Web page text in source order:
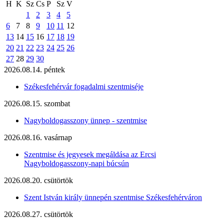
H K Sz Cs P Sz V
1
2 3 4
5
6
7 8 9 10 11 12
13 14 15 16 17 18 19
20 21 22 23 24 25 26
27 28 29 30
2026.08.14. péntek
Székesfehérvár fogadalmi szentmiséje
2026.08.15. szombat
Nagyboldogasszony ünnep - szentmise
2026.08.16. vasárnap
Szentmise és jegyesek megáldása az Ercsi
Nagyboldogasszony-napi búcsún
2026.08.20. csütörtök
Szent István király ünnepén szentmise Székesfehérváron
2026.08.27. csütörtök